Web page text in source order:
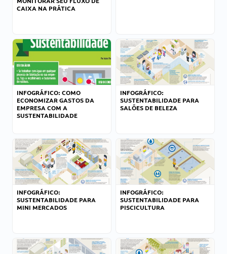
CAIXA NA PRÁTICA
INFOGRÁFICO: COMO
ECONOMIZAR GASTOS DA
EMPRESA COM A
SUSTENTABILIDADE
INFOGRÁFICO:
SUSTENTABILIDADE PARA
SALÕES DE BELEZA
INFOGRÁFICO:
SUSTENTABILIDADE PARA
MINI MERCADOS
INFOGRÁFICO:
SUSTENTABILIDADE PARA
PISCICULTURA